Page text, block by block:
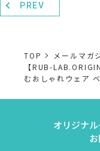
PREV
TOP
メールマガ
【RUB-
むおしゃれウェア
オリジナ